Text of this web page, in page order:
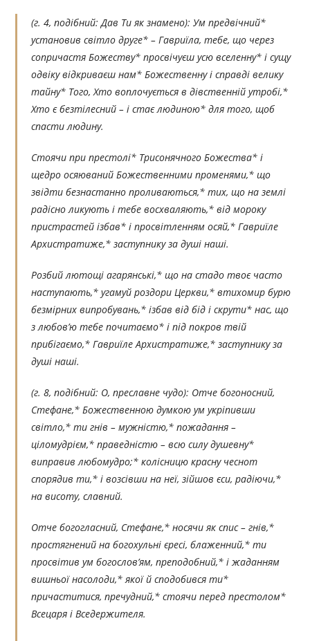
(г. 4, подібний: Дав Ти як знамено):Ум предвічний*
установив світло друге* – Гавриїла, тебе, що через
сопричастя Божеству* просвічуєш усю вселенну* і сущу
одвіку відкриваєш нам* Божественну і справді велику
тайну* Того, Хто воплочується в дівственній утробі,*
Хто є безтілесний – і стає людиною* для того, щоб
спасти людину.
Стоячи при престолі* Трисонячного Божества* і
щедро осяюваний Божественними променями,* що
звідти безнастанно проливаються,* тих, що на землі
радісно ликують і тебе восхваляють,* від мороку
пристрастей ізбав* і просвітленням осяй,* Гавриїле
Архистратиже,* заступнику за душі наші.
Розбий лютощі агарянські,* що на стадо твоє часто
наступають,* угамуй роздори Церкви,* втихомир бурю
безмірних випробувань,* ізбав від бід і скрути* нас, що
з любов’ю тебе почитаємо* і під покров твій
прибігаємо,* Гавриїле Архистратиже,* заступнику за
душі наші.
(г. 8, подібний: О, преславне чудо): Отче богоносний,
Стефане,* Божественною думкою ум укріпивши
світло,* ти гнів – мужністю,* пожадання –
ціломудрієм,* праведністю – всю силу душевну*
виправив любомудро;* колісницю красну чеснот
спорядив ти,* і возсівши на неї, зійшов єси, радіючи,*
на висоту, славний.
Отче богогласний, Стефане,* носячи як спис – гнів,*
простягнений на богохульні єресі, блаженний,* ти
просвітив ум богослов’ям, преподобний,* і жаданням
вишньої насолоди,* якої й сподобився ти*
причаститися, пречудний,* стоячи перед престолом*
Всецаря і Вседержителя.